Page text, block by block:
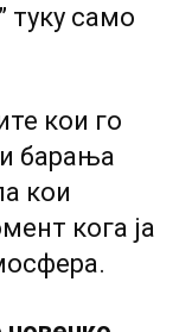
туку само
кои го
барања
кои
кога ја